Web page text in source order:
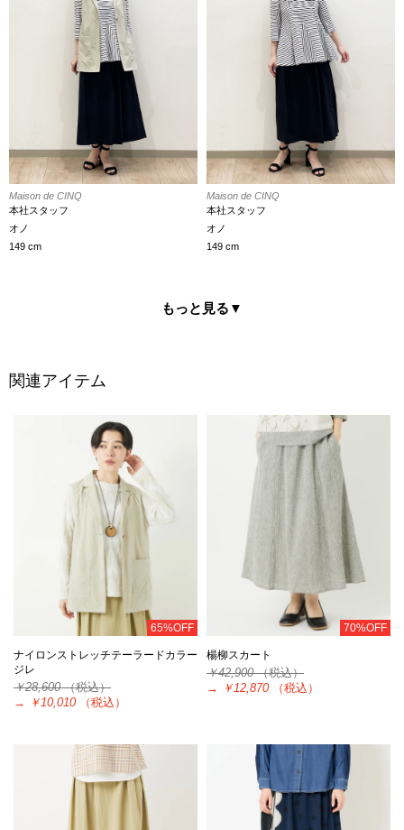
Maison de CINQ
本社スタッフ
オノ
149 cm
Maison de CINQ
本社スタッフ
オノ
149 cm
もっと見る ▼
関連アイテム
65%OFF
ナイロンストレッチテーラードカラー
ジレ
￥28,600（税込）
→
￥10,010 （税込）
70%OFF
楊柳スカート
￥42,900（税込）
→
￥12,870 （税込）